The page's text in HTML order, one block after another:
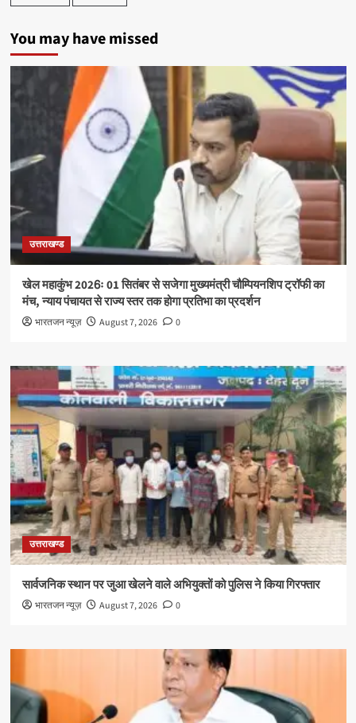
You may have missed
उत्तराखण्ड
खेल महाकुंभ 2026ः 01 सितंबर से सजेगा मुख्यमंत्री चौम्पियनशिप ट्रॉफी का
मंच, न्याय पंचायत से राज्य स्तर तक होगा प्रतिभा का प्रदर्शन
भारतजन न्यूज़ August 7, 2026 0
उत्तराखण्ड
सार्वजनिक स्थान पर जुआ खेलने वाले अभियुक्तों को पुलिस ने किया गिरफ्तार
भारतजन न्यूज़ August 7, 2026 0